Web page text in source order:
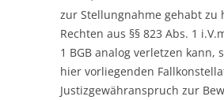
zur Stellungnahme gehabt zu
Rechten aus §§ 823 Abs. 1
1 BGB analog verletzen kann,
hier vorliegenden
Justizgewähranspruch zur